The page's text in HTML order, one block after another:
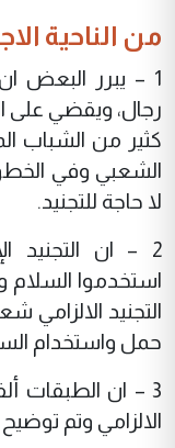
من الناحية
1 – يبرر البعض
رجال، ويقضي على
كثير من الشباب
الشعبي وفي
لا حاجة للتجنيد.
2 – ان
استخدموا السلام
التجنيد
حمل واستخدام
3 – ان الطبقات
الالزامي وتم